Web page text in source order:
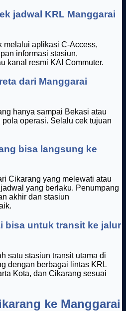
jadwal KRL Manggarai
melalui aplikasi C-Access,
informasi stasiun,
kanal resmi KAI Commuter.
dari Manggarai
hanya sampai Bekasi atau
operasi. Selalu cek tujuan
bisa langsung ke
Cikarang yang melewati atau
yang berlaku. Penumpang
akhir dan stasiun
bisa untuk transit ke jalur
satu stasiun transit utama di
dengan berbagai lintas KRL
Kota, dan Cikarang sesuai
ke Manggarai